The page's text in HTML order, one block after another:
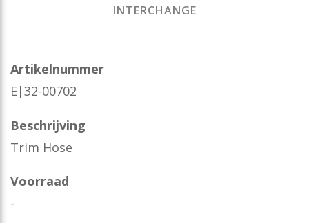
INTERCHANGE
Artikelnummer
E|32-00702
Beschrijving
Trim Hose
Voorraad
-